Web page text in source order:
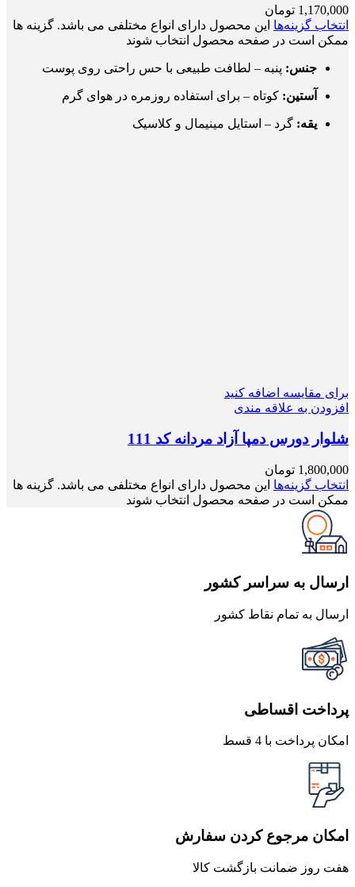
1,170,000 تومان
انتخاب گزینه‌ها این محصول دارای انواع مختلفی می باشد. گزینه ها
ممکن است در صفحه محصول انتخاب شوند
جنس: پنبه – لطافت طبیعی با حس راحتی روی پوست
آستین: کوتاه – برای استفاده روزمره در هوای گرم
یقه: گرد – استایل مینیمال و کلاسیک
برای مقایسه اضافه کنید
افزودن به علاقه مندی
شلوار دورس دمپا آزاد مردانه کد 111
1,800,000 تومان
انتخاب گزینه‌ها این محصول دارای انواع مختلفی می باشد. گزینه ها
ممکن است در صفحه محصول انتخاب شوند
ارسال به سراسر کشور
ارسال به تمام نقاط کشور
پرداخت اقساطی
امکان پرداخت با 4 قسط
امکان مرجوع کردن سفارش
هفت روز ضمانت بازگشت کالا